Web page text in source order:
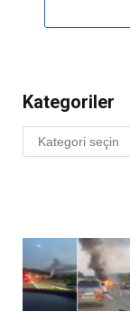
Kategoriler
Kategoriler